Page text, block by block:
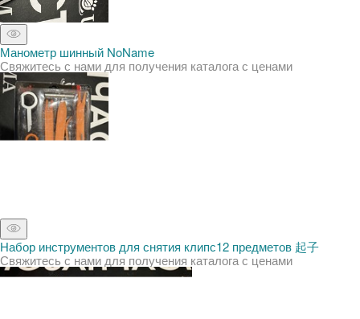
Манометр шинный NoName
Свяжитесь с нами для получения каталога с ценами
Набор инструментов для снятия клипс12 предметов 起子
Свяжитесь с нами для получения каталога с ценами